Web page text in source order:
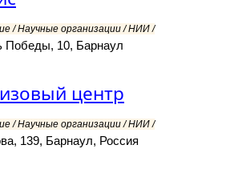
/ Научные организации / НИИ /
Победы, 10, Барнаул
центр
/ Научные организации / НИИ /
139, Барнаул, Россия